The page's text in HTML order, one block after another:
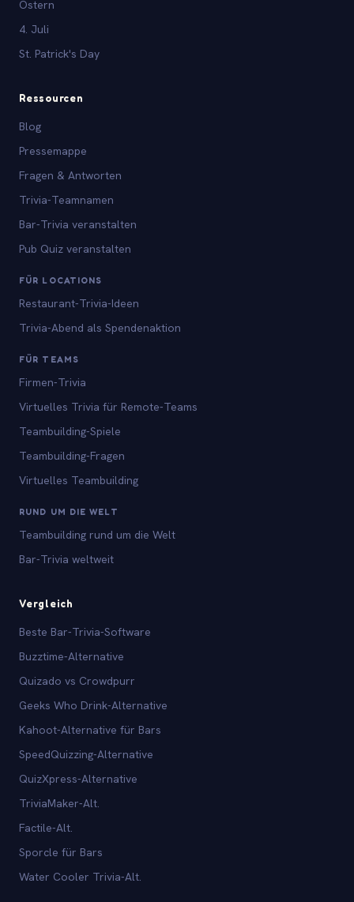
Ostern
4. Juli
St. Patrick's Day
Ressourcen
Blog
Pressemappe
Fragen & Antworten
Trivia-Teamnamen
Bar-Trivia veranstalten
Pub Quiz veranstalten
FÜR LOCATIONS
Restaurant-Trivia-Ideen
Trivia-Abend als Spendenaktion
FÜR TEAMS
Firmen-Trivia
Virtuelles Trivia für Remote-Teams
Teambuilding-Spiele
Teambuilding-Fragen
Virtuelles Teambuilding
RUND UM DIE WELT
Teambuilding rund um die Welt
Bar-Trivia weltweit
Vergleich
Beste Bar-Trivia-Software
Buzztime-Alternative
Quizado vs Crowdpurr
Geeks Who Drink-Alternative
Kahoot-Alternative für Bars
SpeedQuizzing-Alternative
QuizXpress-Alternative
TriviaMaker-Alt.
Factile-Alt.
Sporcle für Bars
Water Cooler Trivia-Alt.